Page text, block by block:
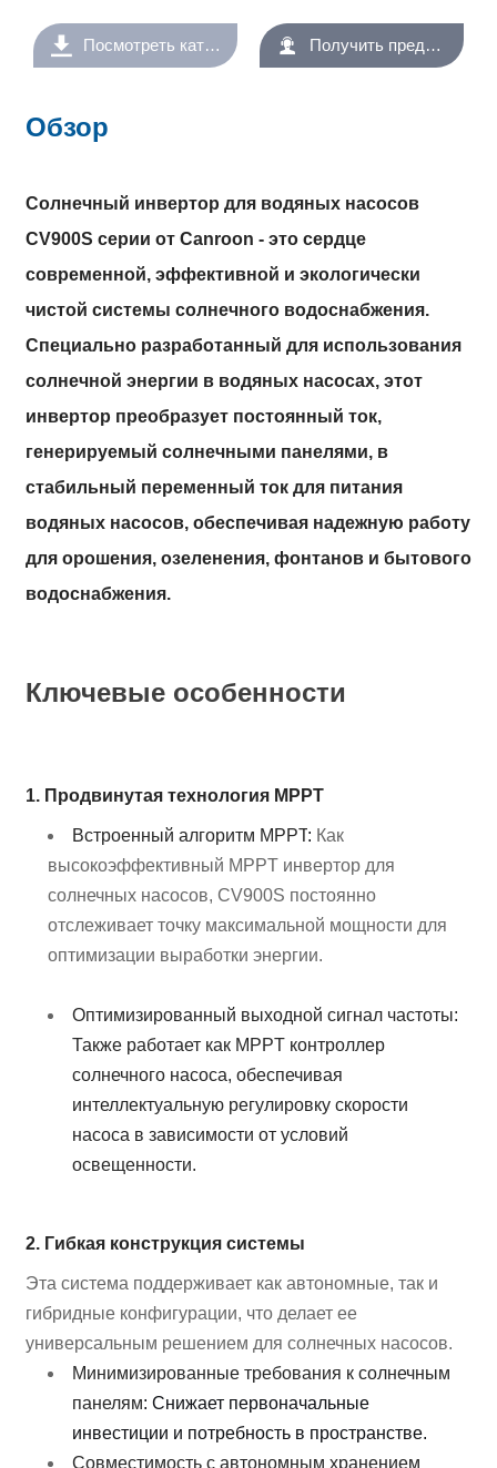
 Посмотреть каталог  Получить предложение
Обзор
Солнечный инвертор для водяных насосов
CV900S серии от Canroon - это сердце
современной, эффективной и экологически
чистой системы солнечного водоснабжения.
Специально разработанный для использования
солнечной энергии в водяных насосах, этот
инвертор преобразует постоянный ток,
генерируемый солнечными панелями, в
стабильный переменный ток для питания
водяных насосов, обеспечивая надежную работу
для орошения, озеленения, фонтанов и бытового
водоснабжения.
Ключевые особенности
1. Продвинутая технология MPPT
Встроенный алгоритм MPPT: Как
высокоэффективный MPPT инвертор для
солнечных насосов, CV900S постоянно
отслеживает точку максимальной мощности для
оптимизации выработки энергии.
Оптимизированный выходной сигнал частоты:
Также работает как MPPT контроллер
солнечного насоса, обеспечивая
интеллектуальную регулировку скорости
насоса в зависимости от условий
освещенности.
2. Гибкая конструкция системы
Эта система поддерживает как автономные, так и
гибридные конфигурации, что делает ее
универсальным решением для солнечных насосов.
Минимизированные требования к солнечным
панелям: Снижает первоначальные
инвестиции и потребность в пространстве.
Совместимость с автономным хранением